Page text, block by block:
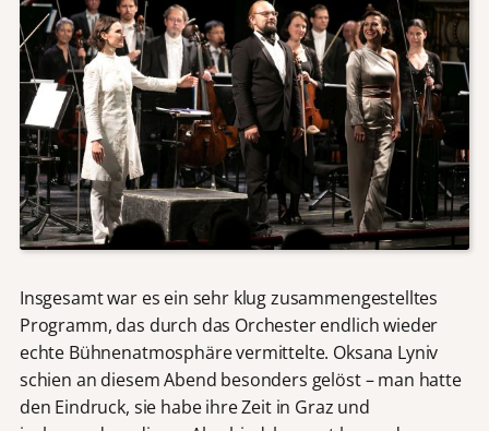
Insgesamt war es ein sehr klug zusammengestelltes
Programm, das durch das Orchester endlich wieder
echte Bühnenatmosphäre vermittelte. Oksana Lyniv
schien an diesem Abend besonders gelöst – man hatte
den Eindruck, sie habe ihre Zeit in Graz und